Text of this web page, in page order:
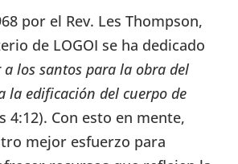
por el Rev. Les Thompson,
de LOGOI se ha dedicado
los santos para la obra del
la edificación del cuerpo de
4:12). Con esto en mente,
mejor esfuerzo para